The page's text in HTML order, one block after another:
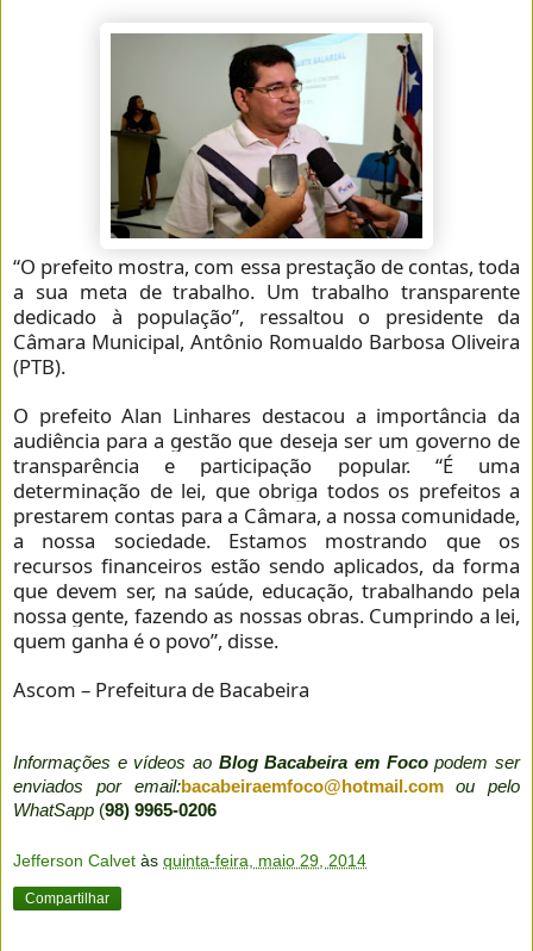
“O prefeito mostra, com essa prestação de contas, toda
a sua meta de trabalho. Um trabalho transparente
dedicado à população”, ressaltou o presidente da
Câmara Municipal, Antônio Romualdo Barbosa Oliveira
(PTB).
O prefeito Alan Linhares destacou a importância da
audiência para a gestão que deseja ser um governo de
transparência e participação popular. “É uma
determinação de lei, que obriga todos os prefeitos a
prestarem contas para a Câmara, a nossa comunidade,
a nossa sociedade. Estamos mostrando que os
recursos financeiros estão sendo aplicados, da forma
que devem ser, na saúde, educação, trabalhando pela
nossa gente, fazendo as nossas obras. Cumprindo a lei,
quem ganha é o povo”, disse.
Ascom – Prefeitura de Bacabeira
Informações e vídeos ao Blog Bacabeira em Focopodem ser
enviados por email:bacabeiraemfoco@hotmail.comou pelo
WhatSapp (98) 9965-0206
Jefferson Calvet às quinta-feira, maio 29, 2014
Compartilhar